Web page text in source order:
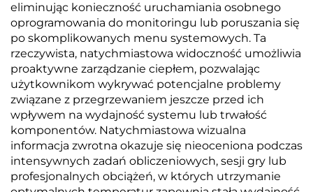
eliminując konieczność uruchamiania osobnego
oprogramowania do monitoringu lub poruszania się
po skomplikowanych menu systemowych. Ta
rzeczywista, natychmiastowa widoczność umożliwia
proaktywne zarządzanie ciepłem, pozwalając
użytkownikom wykrywać potencjalne problemy
związane z przegrzewaniem jeszcze przed ich
wpływem na wydajność systemu lub trwałość
komponentów. Natychmiastowa wizualna
informacja zwrotna okazuje się nieoceniona podczas
intensywnych zadań obliczeniowych, sesji gry lub
profesjonalnych obciążeń, w których utrzymanie